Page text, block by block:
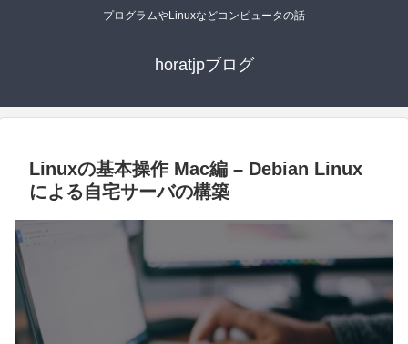
プログラムやLinuxなどコンピュータの話
horatjpブログ
Linuxの基本操作 Mac編 – Debian Linux
による自宅サーバの構築